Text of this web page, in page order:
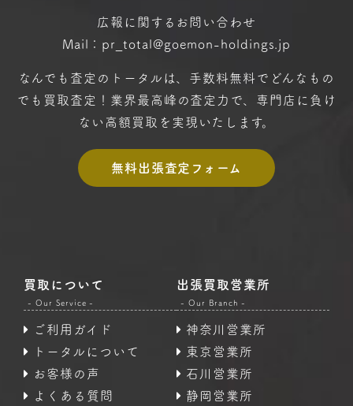
広報に関するお問い合わせ
Mail：pr_total@goemon-holdings.jp
なんでも査定のトータルは、手数料無料で どんなもの
でも買取査定！ 業界最高峰の査定力で、専門店に 負け
ない高額買取を実現いたします。
無料出張査定フォーム
買取について
- Our Service -
ご利用ガイド
トータルについて
お客様の声
よくある質問
出張買取営業所
- Our Branch -
神奈川営業所
東京営業所
石川営業所
静岡営業所